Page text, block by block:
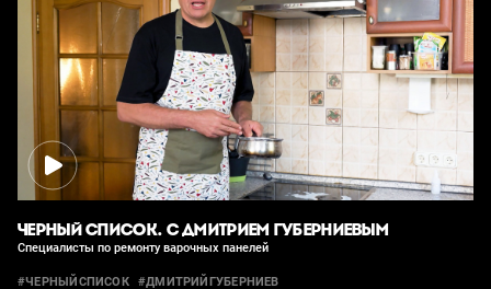
ЧЕРНЫЙ СПИСОК. С ДМИТРИЕМ ГУБЕРНИЕВЫМ
Специалисты по ремонту варочных панелей
#ЧЕРНЫЙСПИСОК #ДМИТРИЙГУБЕРНИЕВ